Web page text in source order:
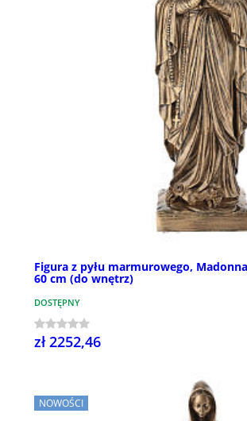
Figura z pyłu marmurowego,
60 cm (do wnętrz)
DOSTĘPNY
zł 2252,46
NOWOŚCI